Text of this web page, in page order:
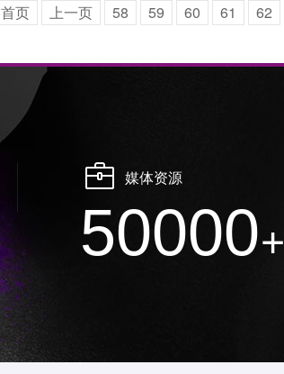
首页 上一页 58 59 60 61 62
媒体资源
50000+